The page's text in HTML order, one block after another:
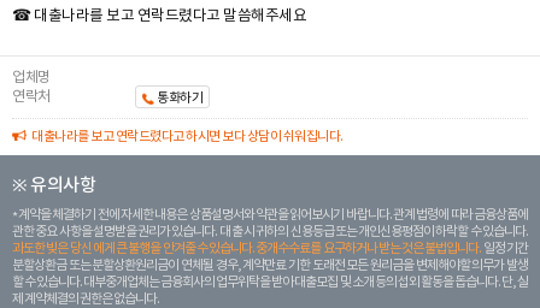
☎ 대출나라를 보고 연락드렸다고 말씀해주세요
업체명
연락처
통화하기
대출나라를 보고 연락드렸다고 하시면 보다 상담이 쉬워집니다.
※ 유의사항
계약을 체결하기 전에 자세한 내용은 상품설명서와 약관을 읽어보시기 바랍니다. 관계 법령에 따라 금융상품에
관한 중요 사항을 설명받을 권리가 있습니다. 대 출 시 귀하의 신용등급 또는 개인신용평점이 하락할 수 있습니다.
과도한 빚은 당신 에게 큰 불행을 안겨줄 수 있습니다. 중개수수료를 요구하거나 받는 것은 불법입니다. 일정 기간
분할상환금 또는 분할상환원리금이 연체될 경우, 계약만료 기한 도래전 모든 원리금을 변제해야할 의무가 발생
할 수 있습니다. 대부중개업체는 금융회사의 업무위탁을 받아 대출모집 및 소개 등의 섭외 활동을 돕습니다. 단, 실
제 계약체결의 권한은 없습니다.